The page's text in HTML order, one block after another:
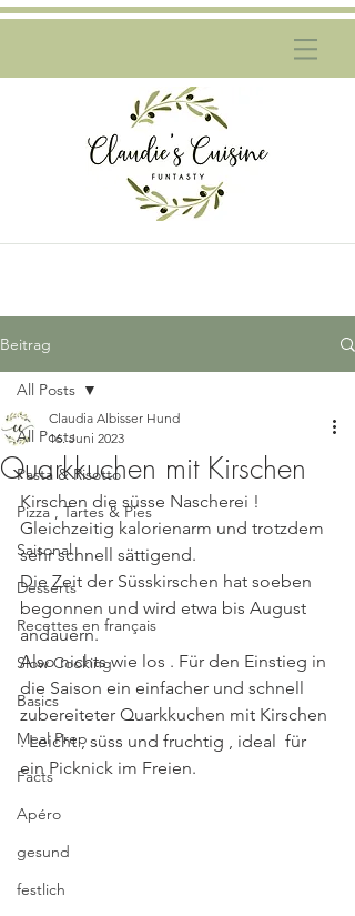
Beitrag
All Posts
Pasta & Risotto
Pizza , Tartes & Pies
Saisonal
Desserts
Recettes en français
Slow Cooking
Basics
Meal Prep
Facts
Apéro
gesund
festlich
All Posts
Quarkkuchen mit Kirschen
Claudia Albisser Hund
16. Juni 2023
Kirschen die süsse Nascherei !
Gleichzeitig kalorienarm und trotzdem
sehr schnell sättigend.
Die Zeit der Süsskirschen hat soeben
begonnen und wird etwa bis August
andauern.
Also nichts wie los . Für den Einstieg in
die Saison ein einfacher und schnell
zubereiteter Quarkkuchen mit Kirschen
. Leicht , süss und fruchtig , ideal  für
ein Picknick im Freien.